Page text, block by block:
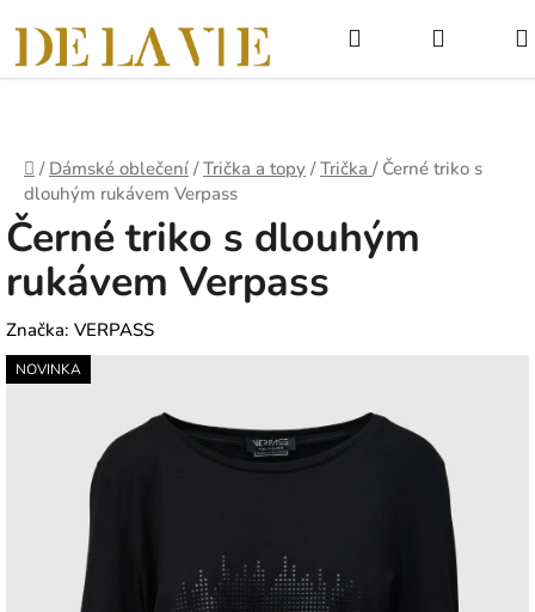
na
obsah
NÁKUPNÍ
KOŠÍK
Domů
/ Dámské oblečení / Trička a topy / Trička / Černé triko s
dlouhým rukávem Verpass
Černé triko s dlouhým
rukávem Verpass
Značka: VERPASS
NOVINKA